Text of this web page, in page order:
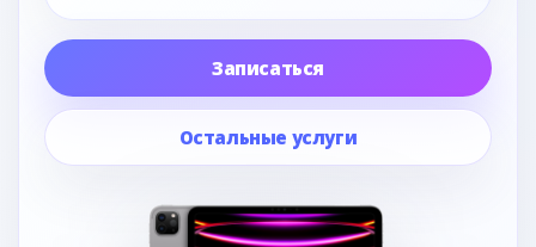
Записаться
Остальные услуги